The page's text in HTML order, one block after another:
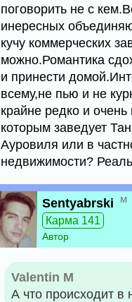
поговорить не с
инересных
кучу коммерческих
можно.Романтика
и принести
всему,не пью и не
крайне редко и
которым заведует
Ауровиля или в
недвижимости?
Sentyabrski
м
Карма 141
Автор
Valentin M
А что происходит в